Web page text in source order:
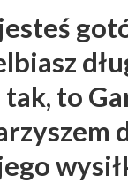
tak, to